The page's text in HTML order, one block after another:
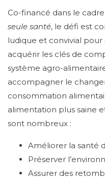
Co-financé dans le
seule santé, le défi est
ludique et convivial pour
acquérir les clés de
système agro-
accompagner le
consommation
alimentation plus saine
sont nombreux :
Améliorer la santé
Préserver
Assurer des